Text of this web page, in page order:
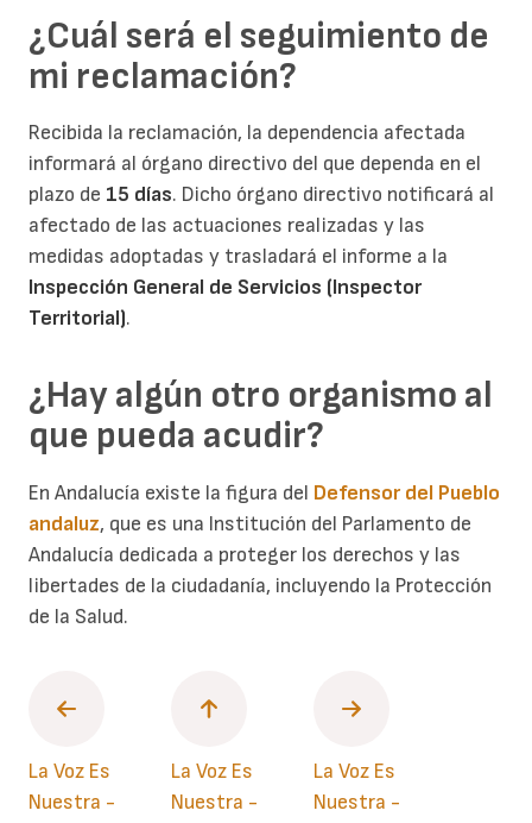
¿Cuál será el seguimiento de
mi reclamación?
Recibida la reclamación, la dependencia afectada
informará al órgano directivo del que dependa en el
plazo de 15 días. Dicho órgano directivo notificará al
afectado de las actuaciones realizadas y las
medidas adoptadas y trasladará el informe a la
Inspección General de Servicios (Inspector
Territorial).
¿Hay algún otro organismo al
que pueda acudir?
En Andalucía existe la figura del Defensor del Pueblo
andaluz, que es una Institución del Parlamento de
Andalucía dedicada a proteger los derechos y las
libertades de la ciudadanía, incluyendo la Protección
de la Salud.
La Voz Es
Nuestra -
La Voz Es
Nuestra -
La Voz Es
Nuestra -